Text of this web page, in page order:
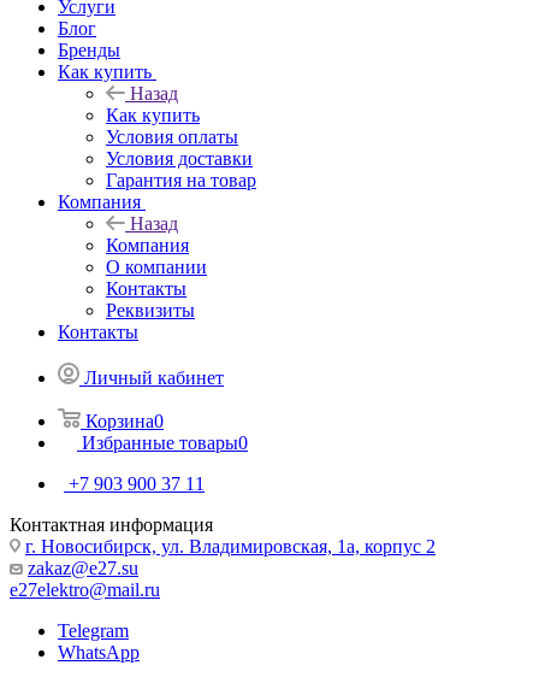
Услуги
Блог
Бренды
Как купить
Назад
Как купить
Условия оплаты
Условия доставки
Гарантия на товар
Компания
Назад
Компания
О компании
Контакты
Реквизиты
Контакты
Личный кабинет
Корзина0
Избранные товары0
+7 903 900 37 11
Контактная информация
г. Новосибирск, ул. Владимировская, 1а, корпус 2
zakaz@e27.su
e27elektro@mail.ru
Telegram
WhatsApp